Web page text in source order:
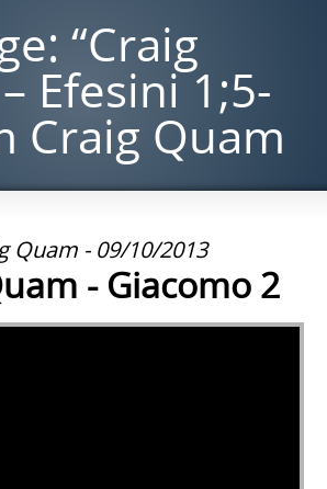
“Craig
Efesini 1;5-
Craig Quam
Quam - 09/10/2013
- Giacomo 2